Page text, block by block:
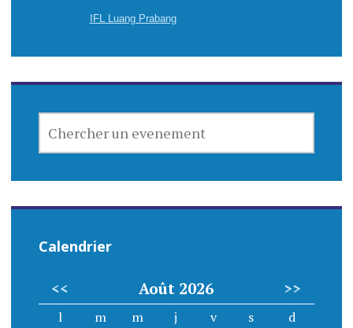
IFL Luang Prabang
UN
Calendrier
<< Août 2026 >>
l m m j v s
d